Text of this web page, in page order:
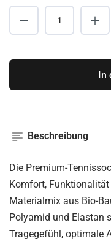
Produkt
In
Beschreibung
Die Premium-
Komfort,
Materialmix aus Bio-
Polyamid und Elastan
Tragegefühl, optimale